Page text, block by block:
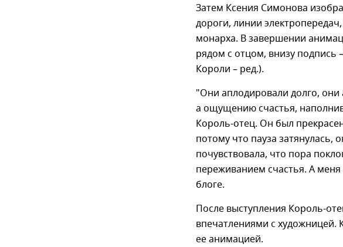
Затем Ксения Симонова
дороги, линии
монарха. В завершении
рядом с отцом, внизу подпись
Короли – ред.).
"Они аплодировали долго,
а ощущению счастья,
Король-отец. Он был
потому что пауза затянулась,
почувствовала, что пора
переживанием счастья. А
блоге.
После выступления Король-
впечатлениями с художницей.
ее анимацией.